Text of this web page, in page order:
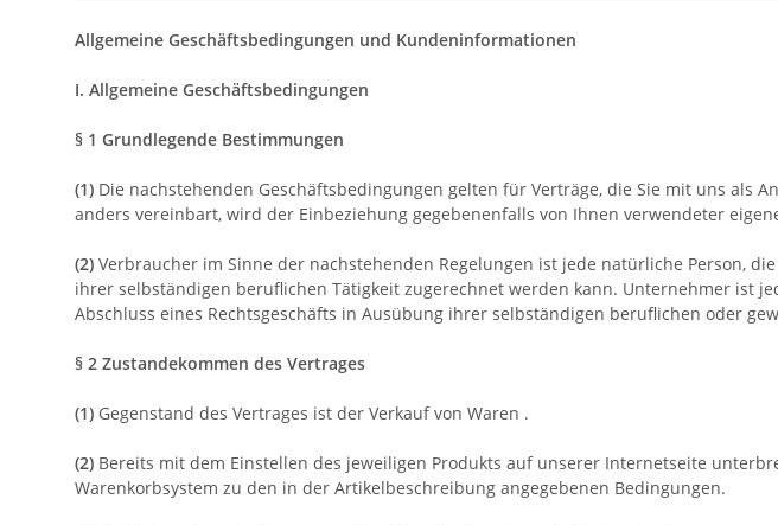
Allgemeine Geschäftsbedingungen und Kundeninformationen
I. Allgemeine Geschäftsbedingungen
§ 1 Grundlegende Bestimmungen
(1) Die nachstehenden Geschäftsbedingungen gelten für Verträge, die Sie mit uns als
anders vereinbart, wird der Einbeziehung gegebenenfalls von Ihnen verwendeter
(2) Verbraucher im Sinne der nachstehenden Regelungen ist jede natürliche Person,
ihrer selbständigen beruflichen Tätigkeit zugerechnet werden kann. Unternehmer ist
Abschluss eines Rechtsgeschäfts in Ausübung ihrer selbständigen beruflichen oder
§ 2 Zustandekommen des Vertrages
(1) Gegenstand des Vertrages ist der Verkauf von Waren .
(2) Bereits mit dem Einstellen des jeweiligen Produkts auf unserer Internetseite
Warenkorbsystem zu den in der Artikelbeschreibung angegebenen Bedingungen.